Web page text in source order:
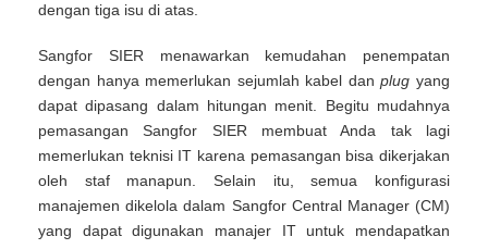
dengan tiga isu di atas.
Sangfor SIER menawarkan kemudahan penempatan
dengan hanya memerlukan sejumlah kabel danplug yang
dapat dipasang dalam hitungan menit. Begitu mudahnya
pemasangan Sangfor SIER membuat Anda tak lagi
memerlukan teknisi IT karena pemasangan bisa dikerjakan
oleh staf manapun. Selain itu, semua konfigurasi
manajemen dikelola dalam Sangfor Central Manager (CM)
yang dapat digunakan manajer IT untuk mendapatkan